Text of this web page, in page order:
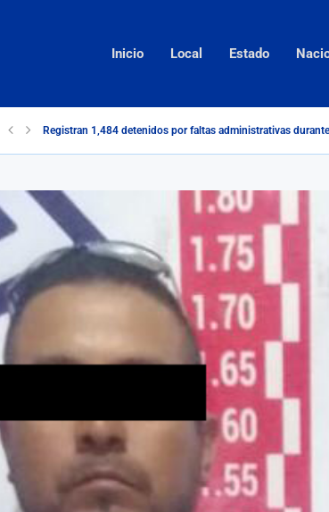
Inicio Local Estado
Registran 1,484 detenidos por faltas administrativas durante